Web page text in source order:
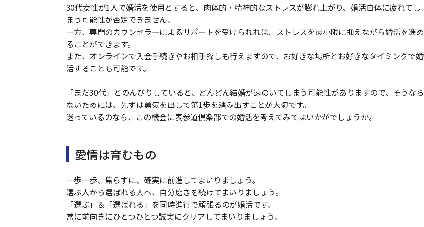
30代女性が1人で婚活を使用とすると、肉体的・精神的なストレスが膨れ上がり、婚活自体に疲れてし
まう可能性が否定できません。
一方、専門のカウンセラーによるサポートを受けられれば、ストレスを最小限に抑えながら婚活を進め
ることができます。
また、オンラインで入会手続きやお相手探しも行えますので、お好きな場所とお好きなタイミングで婚
活することも可能です。
「まだ30代」とのんびりしていると、どんどん結婚が遠のいてしまう可能性がありますので、そうなら
ないためには、先ずは勇気を出して第1歩を踏み出すことが大切です。
迷っているのなら、この機会に表参道倶楽部での婚活を考えてみてはいかがでしょうか。
愛情は育むもの
一歩一歩、焦らずに、確実に前進してまいりましょう。
選ぶ人から選ばれる人へ、自分磨きを続けてまいりましょう。
「選ぶ」＆「選ばれる」を同時進行で頑張るのが婚活です。
常に前向きにひとつひとつ誠実にクリアしてまいりましょう。